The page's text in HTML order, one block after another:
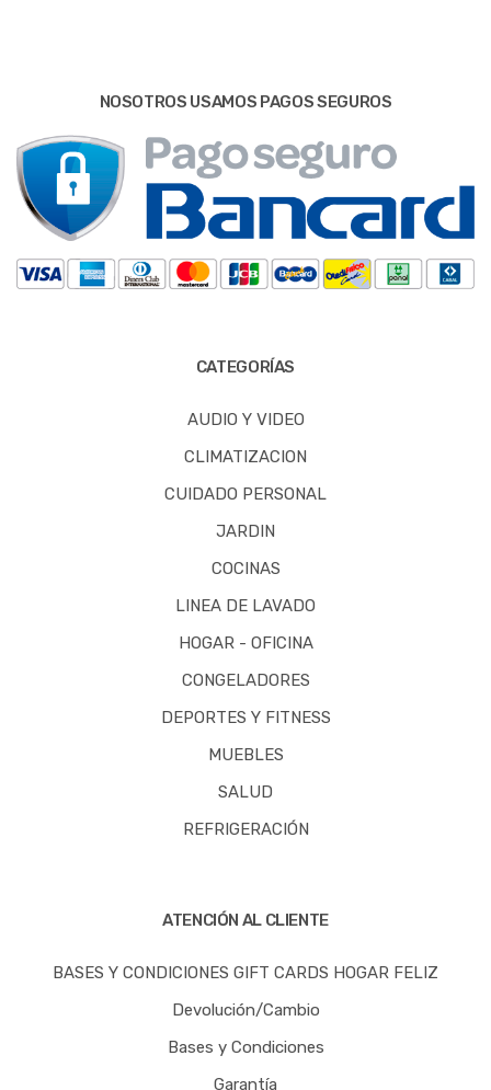
NOSOTROS USAMOS PAGOS SEGUROS
CATEGORÍAS
AUDIO Y VIDEO
CLIMATIZACION
CUIDADO PERSONAL
JARDIN
COCINAS
LINEA DE LAVADO
HOGAR - OFICINA
CONGELADORES
DEPORTES Y FITNESS
MUEBLES
SALUD
REFRIGERACIÓN
ATENCIÓN AL CLIENTE
BASES Y CONDICIONES GIFT CARDS HOGAR FELIZ
Devolución/Cambio
Bases y Condiciones
Garantía